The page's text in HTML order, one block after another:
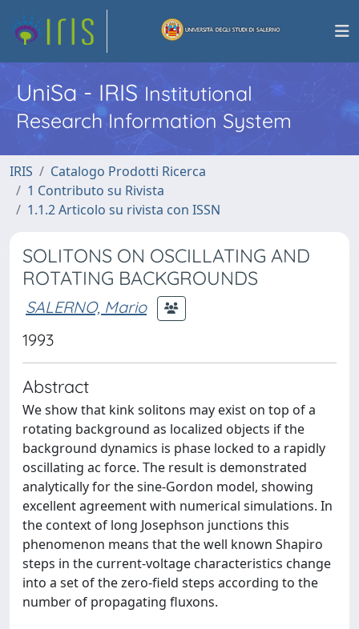
UniSa - IRISInstitutional
Research Information System
IRIS
Catalogo Prodotti Ricerca
1 Contributo su Rivista
1.1.2 Articolo su rivista con ISSN
SOLITONS ON OSCILLATING AND
ROTATING BACKGROUNDS
SALERNO, Mario
1993
Abstract
We show that kink solitons may exist on top of a
rotating background as localized objects if the
background dynamics is phase locked to a rapidly
oscillating ac force. The result is demonstrated
analytically for the sine-Gordon model, showing
excellent agreement with numerical simulations. In
the context of long Josephson junctions this
phenomenon means that the well known Shapiro
steps in the current-voltage characteristics change
into a set of the zero-field steps according to the
number of propagating fluxons.